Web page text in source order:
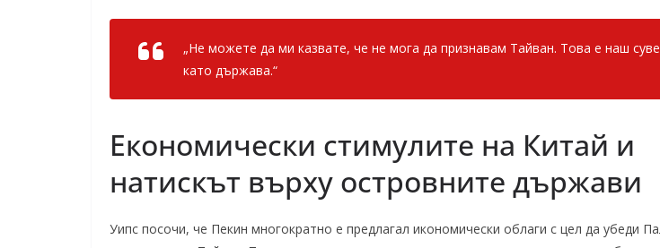
„Не можете да ми казвате, че не мога да признавам Тайван. Това е наш
като държава.“
Економически стимулите на Китай и
натискът върху островните държави
Уипс посочи, че Пекин многократно е предлагал икономически облаги с цел да убеди